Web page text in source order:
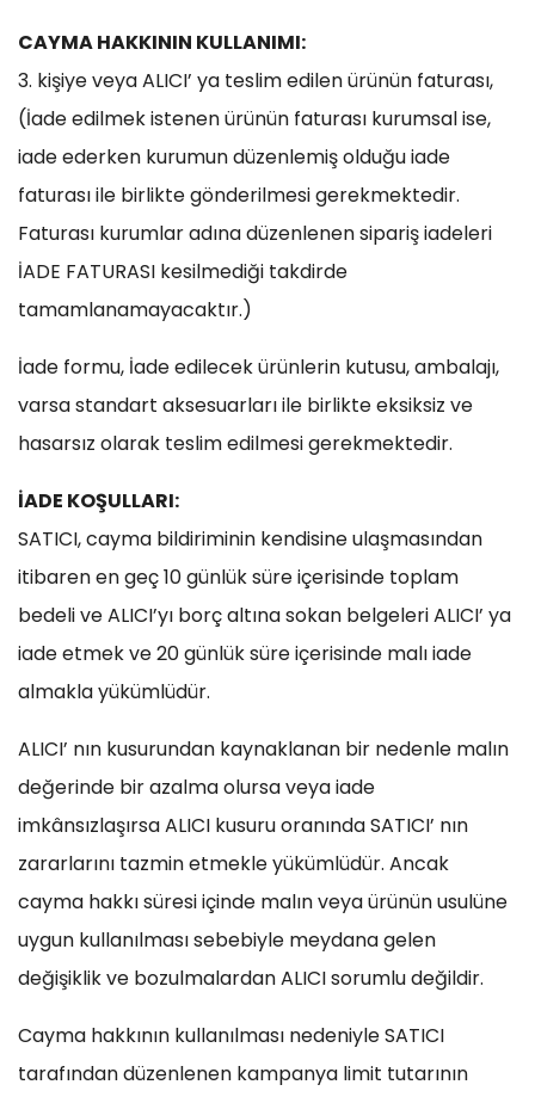
CAYMA HAKKININ KULLANIMI:
3. kişiye veya ALICI’ ya teslim edilen ürünün faturası,
(İade edilmek istenen ürünün faturası kurumsal ise,
iade ederken kurumun düzenlemiş olduğu iade
faturası ile birlikte gönderilmesi gerekmektedir.
Faturası kurumlar adına düzenlenen sipariş iadeleri
İADE FATURASI kesilmediği takdirde
tamamlanamayacaktır.)
İade formu, İade edilecek ürünlerin kutusu, ambalajı,
varsa standart aksesuarları ile birlikte eksiksiz ve
hasarsız olarak teslim edilmesi gerekmektedir.
İADE KOŞULLARI:
SATICI, cayma bildiriminin kendisine ulaşmasından
itibaren en geç 10 günlük süre içerisinde toplam
bedeli ve ALICI’yı borç altına sokan belgeleri ALICI’ ya
iade etmek ve 20 günlük süre içerisinde malı iade
almakla yükümlüdür.
ALICI’ nın kusurundan kaynaklanan bir nedenle malın
değerinde bir azalma olursa veya iade
imkânsızlaşırsa ALICI kusuru oranında SATICI’ nın
zararlarını tazmin etmekle yükümlüdür. Ancak
cayma hakkı süresi içinde malın veya ürünün usulüne
uygun kullanılması sebebiyle meydana gelen
değişiklik ve bozulmalardan ALICI sorumlu değildir.
Cayma hakkının kullanılması nedeniyle SATICI
tarafından düzenlenen kampanya limit tutarının